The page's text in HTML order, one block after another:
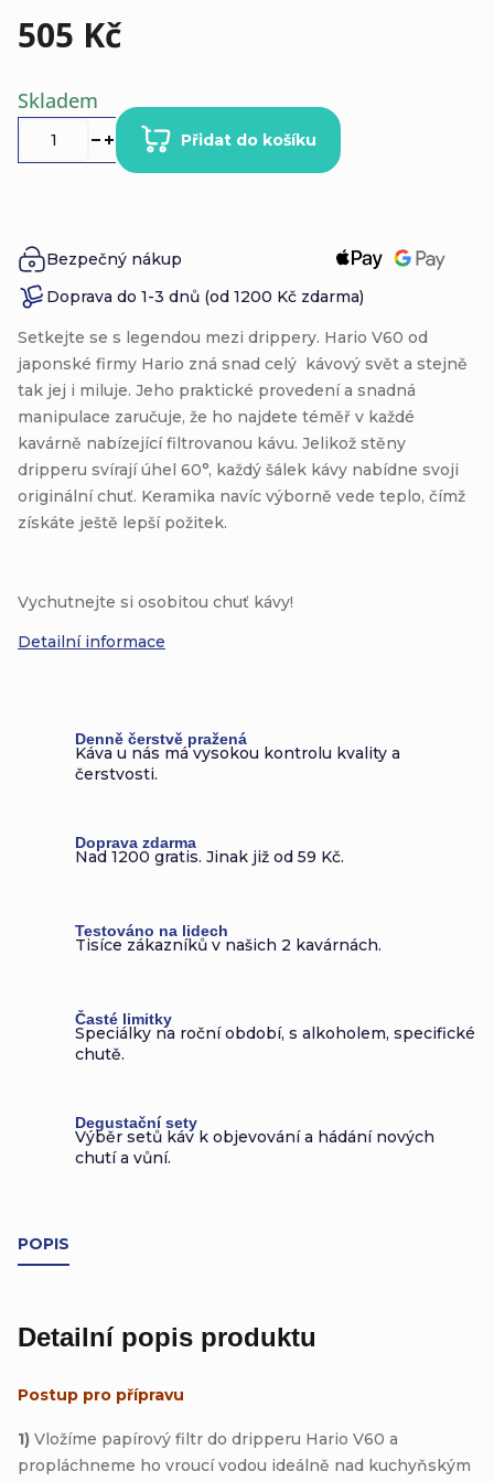
505 Kč
cena:
Skladem
Přidat do košíku
Setkejte se s legendou mezi drippery. Hario V60 od
japonské firmy Hario zná snad celý kávový svět a stejně
tak jej i miluje. Jeho praktické provedení a snadná
manipulace zaručuje, že ho najdete téměř v každé
kavárně nabízející filtrovanou kávu. Jelikož stěny
dripperu svírají úhel 60°, každý šálek kávy nabídne svoji
originální chuť. Keramika navíc výborně vede teplo, čímž
získáte ještě lepší požitek.
Vychutnejte si osobitou chuť kávy!
Detailní informace
Bezpečný nákup
Doprava do 1-3 dnů (od 1200 Kč zdarma)
Denně čerstvě pražená
Káva u nás má vysokou kontrolu kvality a
čerstvosti.
Doprava zdarma
Nad 1200 gratis. Jinak již od 59 Kč.
Testováno na lidech
Tisíce zákazníků v našich 2 kavárnách.
Časté limitky
Speciálky na roční období, s alkoholem, specifické
chutě.
Degustační sety
Výběr setů káv k objevování a hádání nových
chutí a vůní.
POPIS
Detailní popis produktu
Postup pro přípravu
1) Vložíme papírový filtr do dripperu Hario V60 a
propláchneme ho vroucí vodou ideálně nad kuchyňským